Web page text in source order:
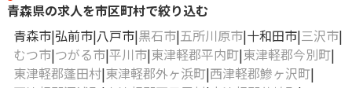
青森県の求人を市区町村で絞り込む
青森市 弘前市 八戸市 黒石市 五所川原市 十和田市 三沢市
むつ市 つがる市 平川市 東津軽郡平内町 東津軽郡今別町
東津軽郡蓬田村 東津軽郡外ヶ浜町 西津軽郡鰺ヶ沢町